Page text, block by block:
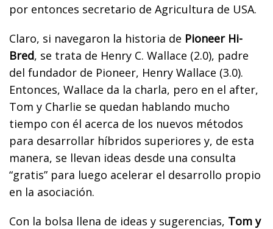
por entonces secretario de Agricultura de USA.
Claro, si navegaron la historia de Pioneer Hi-
Bred, se trata de Henry C. Wallace (2.0), padre
del fundador de Pioneer, Henry Wallace (3.0).
Entonces, Wallace da la charla, pero en el after,
Tom y Charlie se quedan hablando mucho
tiempo con él acerca de los nuevos métodos
para desarrollar híbridos superiores y, de esta
manera, se llevan ideas desde una consulta
“gratis” para luego acelerar el desarrollo propio
en la asociación.
Con la bolsa llena de ideas y sugerencias, Tom y